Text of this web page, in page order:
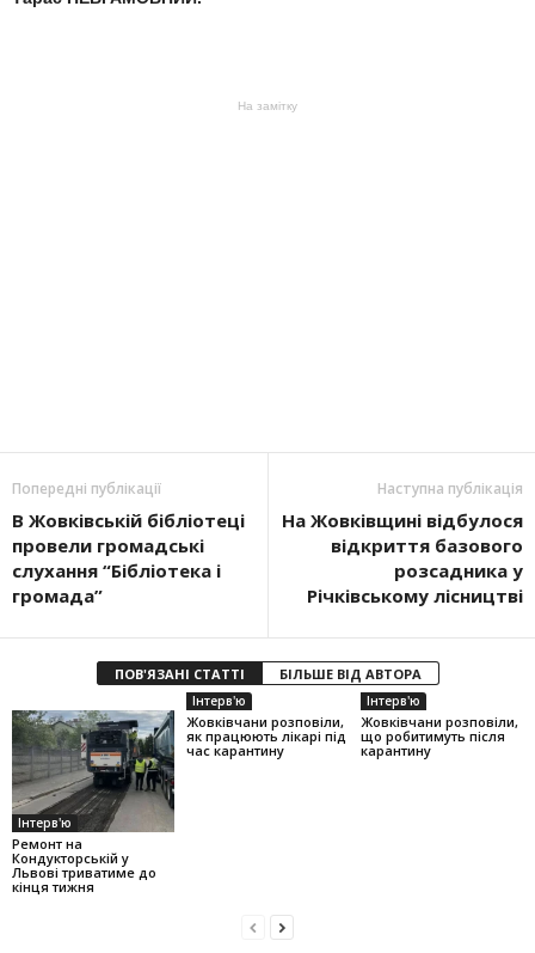
На замітку
Попередні публікації
В Жовківській бібліотеці
провели громадські
слухання “Бібліотека і
громада”
Наступна публікація
На Жовківщині відбулося
відкриття базового
розсадника у
Річківському лісництві
ПОВ'ЯЗАНІ СТАТТІ БІЛЬШЕ ВІД АВТОРА
Інтерв'ю
Ремонт на
Кондукторській у
Львові триватиме до
кінця тижня
Інтерв'ю
Жовківчани розповіли,
як працюють лікарі під
час карантину
Інтерв'ю
Жовківчани розповіли,
що робитимуть після
карантину